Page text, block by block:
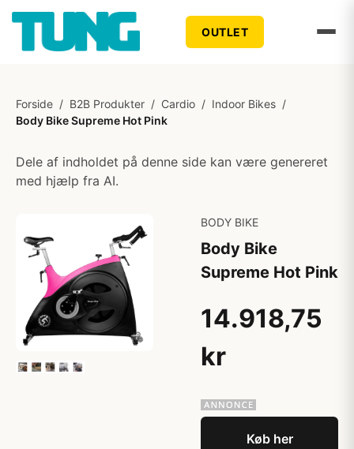
OUTLET
Forside / B2B Produkter / Cardio / Indoor Bikes /
Body Bike Supreme Hot Pink
Dele af indholdet på denne side kan være genereret
med hjælp fra AI.
BODY BIKE
Body Bike
Supreme Hot Pink
14.918,75
kr
Køb her